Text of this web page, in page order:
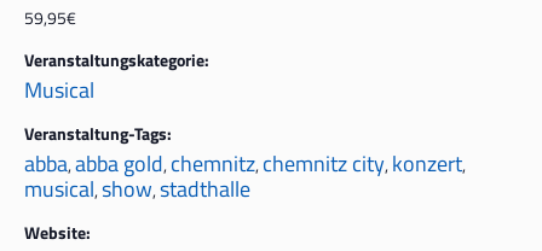
59,95€
Veranstaltungskategorie:
Musical
Veranstaltung-Tags:
abba,abba gold,chemnitz,chemnitz city,konzert,
musical,show,stadthalle
Website: